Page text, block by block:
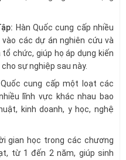
Hàn Quốc cung cấp nhiều
các dự án nghiên cứu và
chức, giúp họ áp dụng kiến
sự nghiệp sau này.
Quốc cung cấp một loạt các
lĩnh vực khác nhau bao
kinh doanh, y học, nghệ
gian học trong các chương
từ 1 đến 2 năm, giúp sinh